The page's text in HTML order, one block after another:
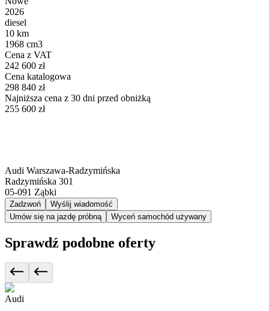
2026
diesel
10 km
1968 cm3
Cena z VAT
242 600 zł
Cena katalogowa
298 840 zł
Najniższa cena z 30 dni przed obniżką
255 600 zł
Audi Warszawa-Radzymińska
Radzymińska 301
05-091 Ząbki
Zadzwoń
Wyślij wiadomość
Umów się na jazdę próbną
Wyceń samochód używany
Sprawdź podobne oferty
Audi